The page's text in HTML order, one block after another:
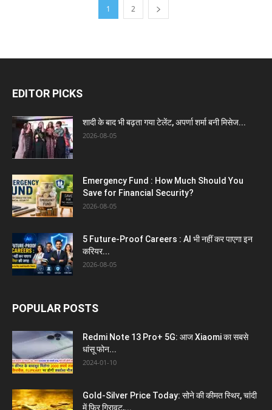
1 2
EDITOR PICKS
शादी के बाद भी बढ़ता गया टेलेंट, अपर्णा शर्मा बनी मिसेज...
2026-08-05
Emergency Fund : How Much Should You
Save for Financial Security?
2026-08-05
5 Future-Proof Careers : AI भी नहीं कर पाएगा इन
करियर...
2026-08-05
POPULAR POSTS
Redmi Note 13 Pro+ 5G: आज Xiaomi का सबसे
धांसू फोन...
2024-01-10
Gold-Silver Price Today: सोने की कीमत स्थिर, चांदी
में फिर गिरावट,...